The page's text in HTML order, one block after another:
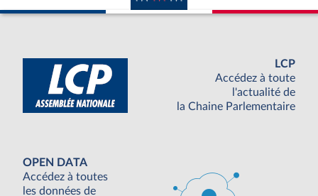
LCP
Accédez à toute
l'actualité de
la Chaine Parlementaire
OPEN DATA
Accédez à toutes
les données de